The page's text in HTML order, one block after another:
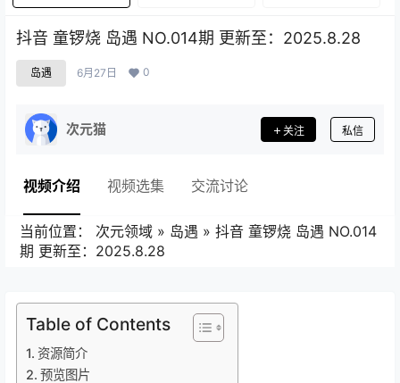
抖音 童锣烧 岛遇 NO.014期 更新至：2025.8.28
岛遇 6月27日 0
次元猫 关注 私信
视频介绍 视频选集 交流讨论
当前位置： 次元领域 » 岛遇 » 抖音 童锣烧 岛遇 NO.014
期 更新至：2025.8.28
Table of Contents
资源简介
预览图片